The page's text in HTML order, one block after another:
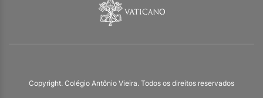
Copyright. Colégio Antônio Vieira. Todos os direitos reservados